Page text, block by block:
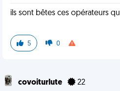
ils sont bêtes ces opérateurs
5 0
covoiturlute 22